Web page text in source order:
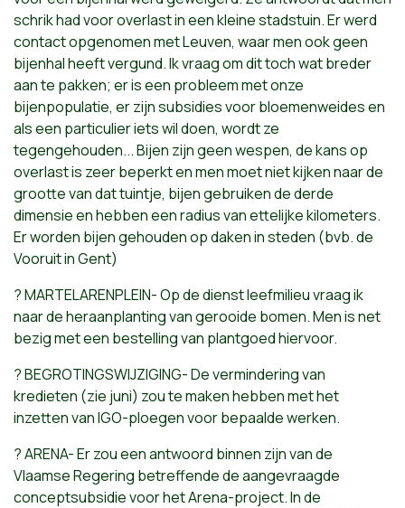
schrik had voor overlast in een kleine stadstuin. Er werd
contact opgenomen met Leuven, waar men ook geen
bijenhal heeft vergund. Ik vraag om dit toch wat breder
aan te pakken; er is een probleem met onze
bijenpopulatie, er zijn subsidies voor bloemenweides en
als een particulier iets wil doen, wordt ze
tegengehouden... Bijen zijn geen wespen, de kans op
overlast is zeer beperkt en men moet niet kijken naar de
grootte van dat tuintje, bijen gebruiken de derde
dimensie en hebben een radius van ettelijke kilometers.
Er worden bijen gehouden op daken in steden (bvb. de
Vooruit in Gent)
? MARTELARENPLEIN- Op de dienst leefmilieu vraag ik
naar de heraanplanting van gerooide bomen. Men is net
bezig met een bestelling van plantgoed hiervoor.
? BEGROTINGSWIJZIGING- De vermindering van
kredieten (zie juni) zou te maken hebben met het
inzetten van IGO-ploegen voor bepaalde werken.
? ARENA- Er zou een antwoord binnen zijn van de
Vlaamse Regering betreffende de aangevraagde
conceptsubsidie voor het Arena-project. In de